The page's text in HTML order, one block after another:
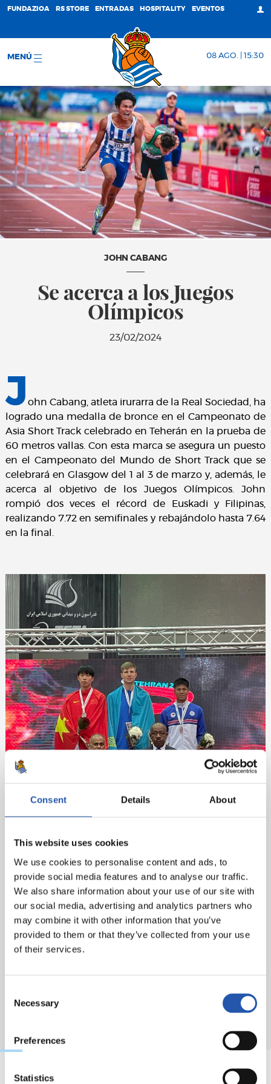
Consent Details About
This website uses cookies
We use cookies to personalise content and ads, to
provide social media features and to analyse our traffic.
We also share information about your use of our site with
our social media, advertising and analytics partners who
may combine it with other information that you’ve
provided to them or that they’ve collected from your use
of their services.
Selection
Necessary
Preferences
Statistics
FUNDAZIOA RS STORE ENTRADAS HOSPITALITY EVENTOS
MENÚ 08 AGO. | 15:30
JOHN CABANG
Se acerca a los Juegos
Olímpicos
23/02/2024
J ohn Cabang, atleta irurarra de la Real Sociedad, ha
logrado una medalla de bronce en el Campeonato de
Asia Short Track celebrado en Teherán en la prueba de
60 metros vallas. Con esta marca se asegura un puesto
en el Campeonato del Mundo de Short Track que se
celebrará en Glasgow del 1 al 3 de marzo y, además, le
acerca al objetivo de los Juegos Olímpicos. John
rompió dos veces el récord de Euskadi y Filipinas,
realizando 7.72 en semifinales y rebajándolo hasta 7.64
en la final.